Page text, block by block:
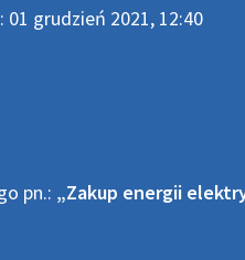
01 grudzień 2021, 12:40
pn.: „Zakup energii